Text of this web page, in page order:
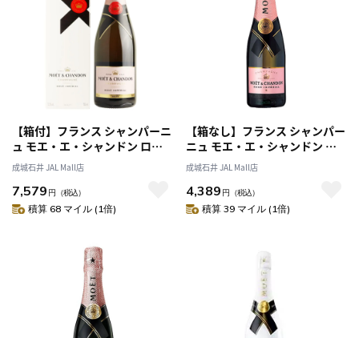
【箱付】フランス シャンパーニ
ュ モエ・エ・シャンドン ロゼ
750ml | MHD正規輸入品
成城石井 JAL Mall店
7,579 円 （税込）
積算 68 マイル (1倍)
【箱なし】フランス シャンパー
ニュ モエ・エ・シャンドン ロ
ゼ【ハーフ】 375ml | MHD正規
輸入品
成城石井 JAL Mall店
4,389 円 （税込）
積算 39 マイル (1倍)